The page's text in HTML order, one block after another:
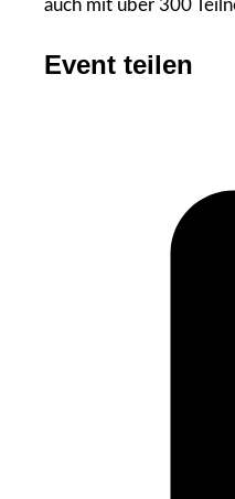
auch mit über 300
Event teilen